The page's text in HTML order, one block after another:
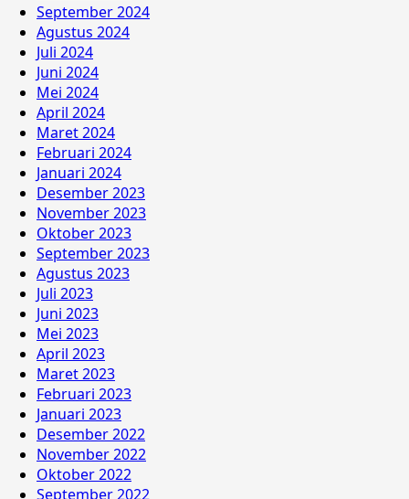
September 2024
Agustus 2024
Juli 2024
Juni 2024
Mei 2024
April 2024
Maret 2024
Februari 2024
Januari 2024
Desember 2023
November 2023
Oktober 2023
September 2023
Agustus 2023
Juli 2023
Juni 2023
Mei 2023
April 2023
Maret 2023
Februari 2023
Januari 2023
Desember 2022
November 2022
Oktober 2022
September 2022